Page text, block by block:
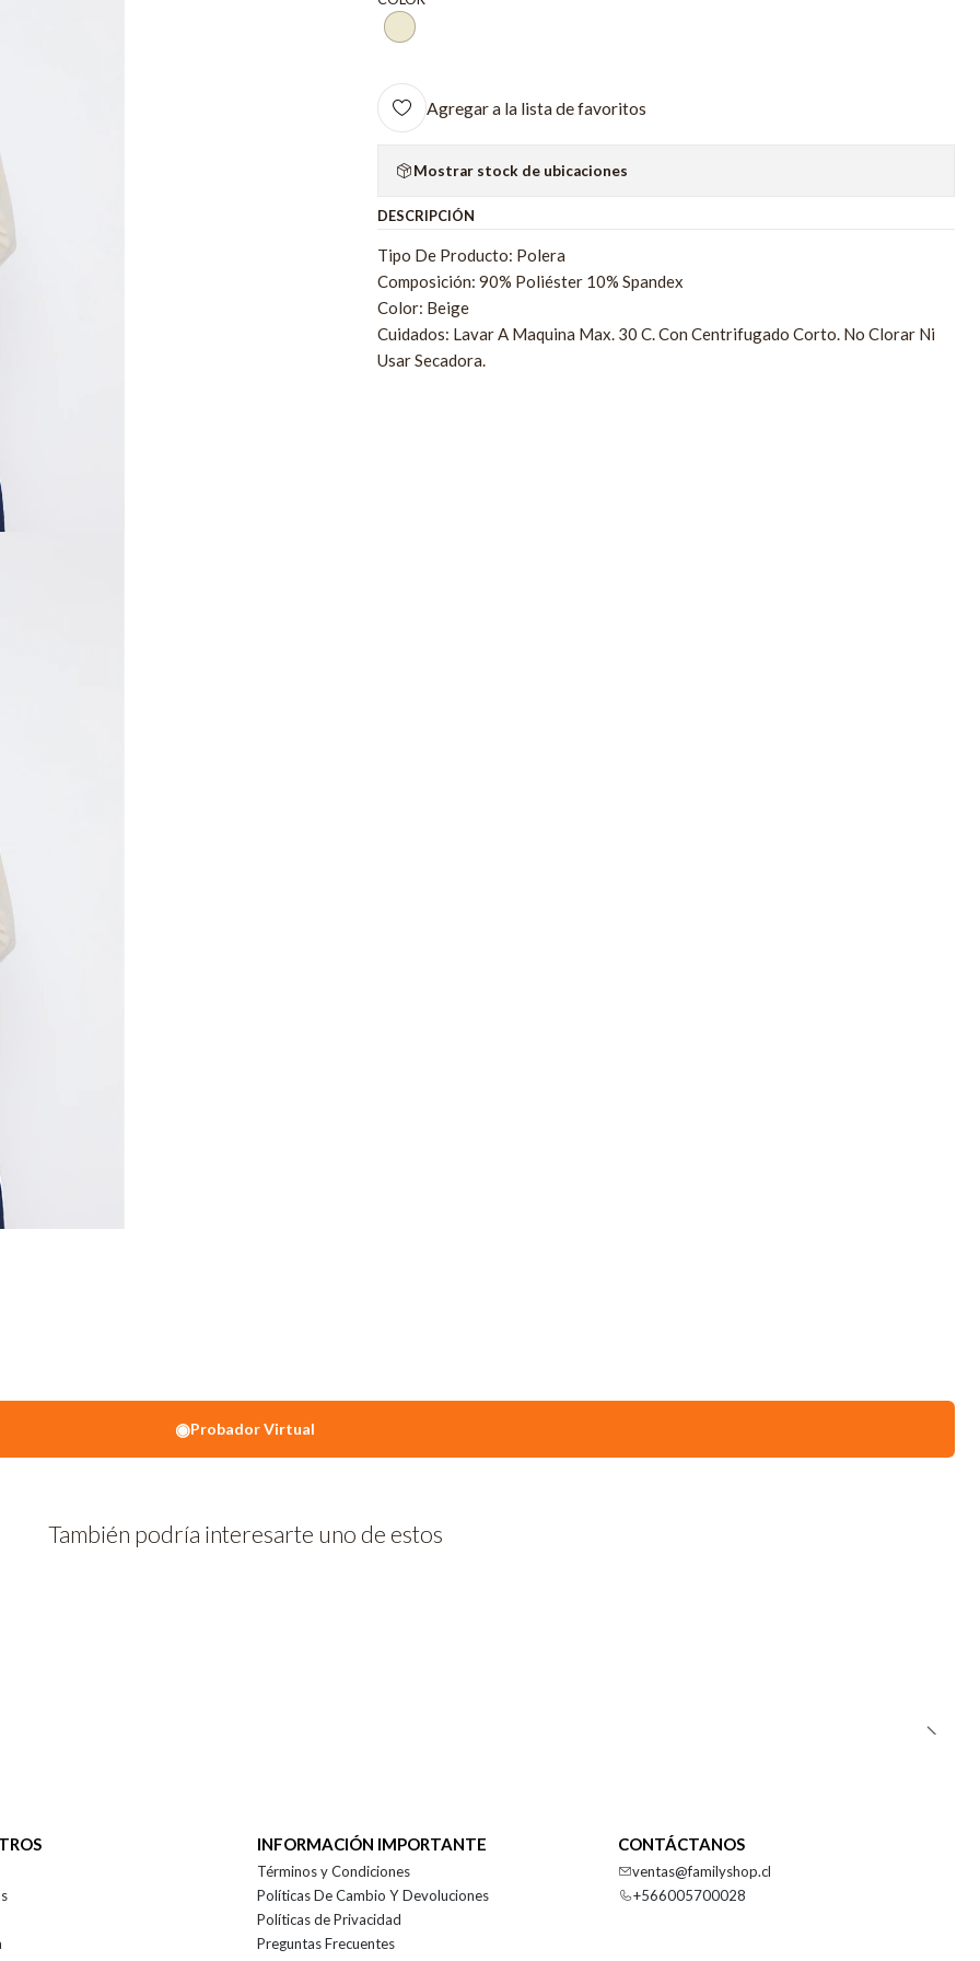
Agregar a la lista de favoritos
Mostrar stock de ubicaciones
DESCRIPCIÓN
Tipo De Producto: Polera
Composición: 90% Poliéster 10% Spandex
Color: Beige
Cuidados: Lavar A Maquina Max. 30 C. Con Centrifugado Corto. No Clorar Ni
Usar Secadora.
◉Probador Virtual
También podría interesarte uno de estos
INFORMACIÓN IMPORTANTE
Términos y Condiciones
Políticas De Cambio Y Devoluciones
Políticas de Privacidad
Preguntas Frecuentes
CONTÁCTANOS
ventas@familyshop.cl
+566005700028